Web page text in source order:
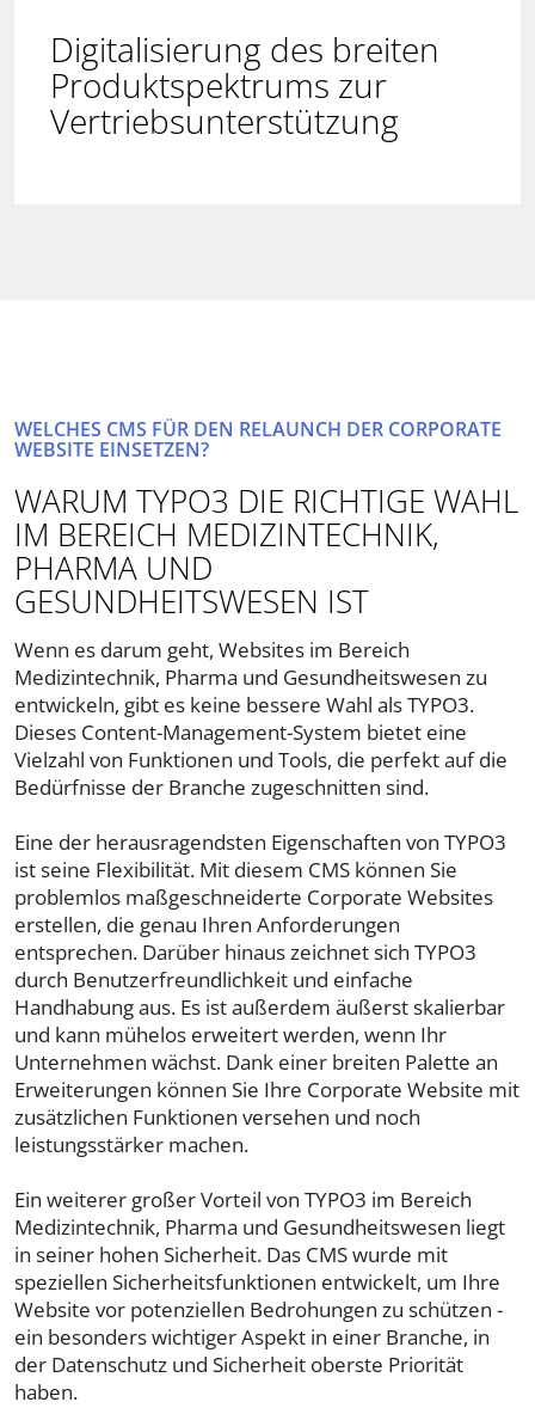
Digitalisierung des breiten
Produktspektrums zur
Vertriebsunterstützung
WELCHES CMS FÜR DEN RELAUNCH DER CORPORATE
WEBSITE EINSETZEN?
WARUM TYPO3 DIE RICHTIGE WAHL
IM BEREICH MEDIZINTECHNIK,
PHARMA UND
GESUNDHEITSWESEN IST
Wenn es darum geht, Websites im Bereich
Medizintechnik, Pharma und Gesundheitswesen zu
entwickeln, gibt es keine bessere Wahl als TYPO3.
Dieses Content-Management-System bietet eine
Vielzahl von Funktionen und Tools, die perfekt auf die
Bedürfnisse der Branche zugeschnitten sind.
Eine der herausragendsten Eigenschaften von TYPO3
ist seine Flexibilität. Mit diesem CMS können Sie
problemlos maßgeschneiderte Corporate Websites
erstellen, die genau Ihren Anforderungen
entsprechen. Darüber hinaus zeichnet sich TYPO3
durch Benutzerfreundlichkeit und einfache
Handhabung aus. Es ist außerdem äußerst skalierbar
und kann mühelos erweitert werden, wenn Ihr
Unternehmen wächst. Dank einer breiten Palette an
Erweiterungen können Sie Ihre Corporate Website mit
zusätzlichen Funktionen versehen und noch
leistungsstärker machen.
Ein weiterer großer Vorteil von TYPO3 im Bereich
Medizintechnik, Pharma und Gesundheitswesen liegt
in seiner hohen Sicherheit. Das CMS wurde mit
speziellen Sicherheitsfunktionen entwickelt, um Ihre
Website vor potenziellen Bedrohungen zu schützen -
ein besonders wichtiger Aspekt in einer Branche, in
der Datenschutz und Sicherheit oberste Priorität
haben.